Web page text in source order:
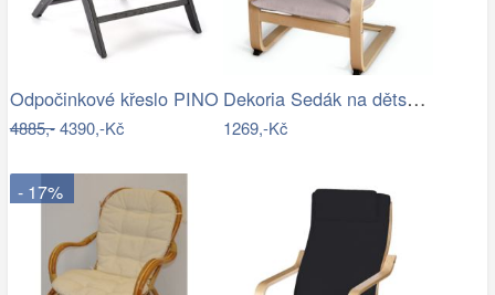
Odpočinkové křeslo PINO
4885,-4390,-Kč
Dekoria Sedák na dětské křeslo IKEA…
1269,-Kč
- 17%